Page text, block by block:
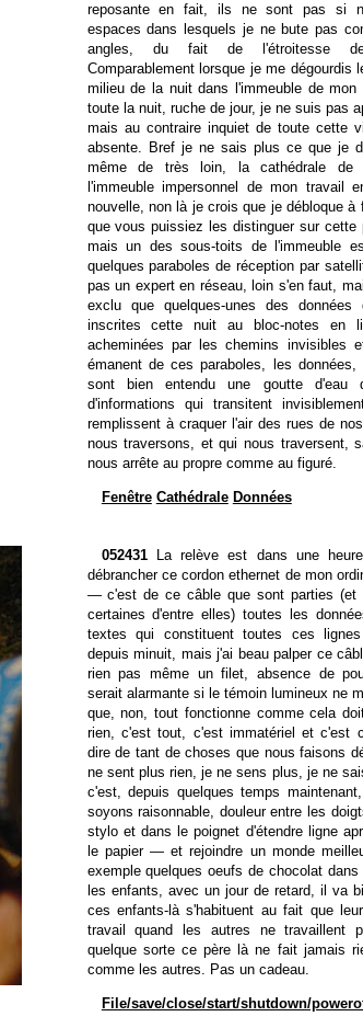
reposante en fait, ils ne sont pas si
espaces dans lesquels je ne bute pas
angles, du fait de l'étroitesse
Comparablement lorsque je me dégourdis
milieu de la nuit dans l'immeuble de mon
toute la nuit, ruche de jour, je ne suis pas
mais au contraire inquiet de toute cette
absente. Bref je ne sais plus ce que je
même de très loin, la cathédrale de
l'immeuble impersonnel de mon travail
nouvelle, non là je crois que je débloque à
que vous puissiez les distinguer sur cette
mais un des sous-toits de l'immeuble
quelques paraboles de réception par
pas un expert en réseau, loin s'en faut,
exclu que quelques-unes des données
inscrites cette nuit au bloc-notes en
acheminées par les chemins invisibles
émanent de ces paraboles, les données,
sont bien entendu une goutte d'eau
d'informations qui transitent
remplissent à craquer l'air des rues de
nous traversons, et qui nous traversent,
nous arrête au propre comme au figuré.
Fenêtre Cathédrale Données
052431
La relève est dans une
débrancher ce cordon ethernet de mon
— c'est de ce câble que sont parties (et
certaines d'entre elles) toutes les
textes qui constituent toutes ces lignes
depuis minuit, mais j'ai beau palper ce
rien pas même un filet, absence de
serait alarmante si le témoin lumineux ne
que, non, tout fonctionne comme cela
rien, c'est tout, c'est immatériel et c'est
dire de tant de choses que nous faisons
ne sent plus rien, je ne sens plus, je ne
c'est, depuis quelques temps
soyons raisonnable, douleur entre les
stylo et dans le poignet d'étendre ligne
le papier — et rejoindre un monde
exemple quelques oeufs de chocolat
les enfants, avec un jour de retard, il va
ces enfants-là s'habituent au fait que
travail quand les autres ne travaillent
quelque sorte ce père là ne fait jamais
comme les autres. Pas un cadeau.
File/save/close/start/shutdown/